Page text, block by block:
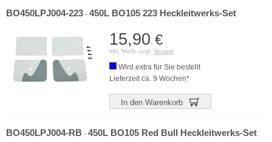
BO450LPJ004-223 - 450L BO105 223 Heckleitwerks-Set
15,90 €
inkl. MwSt. zzgl. Versand
Wird extra für Sie bestellt
Lieferzeit ca. 9 Wochen*
In den Warenkorb
BO450LPJ004-RB - 450L BO105 Red Bull Heckleitwerks-Set